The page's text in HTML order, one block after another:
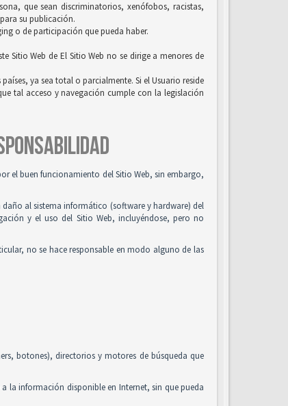
que sean discriminatorios, xenófobos, racistas,
su publicación.
o de participación que pueda haber.
Sitio Web de El Sitio Web no se dirige a menores de
ya sea total o parcialmente. Si el Usuario reside
tal acceso y navegación cumple con la legislación
el buen funcionamiento del Sitio Web, sin embargo,
daño al sistema informático (software y hardware) del
y el uso del Sitio Web, incluyéndose, pero no
no se hace responsable en modo alguno de las
botones), directorios y motores de búsqueda que
la información disponible en Internet, sin que pueda